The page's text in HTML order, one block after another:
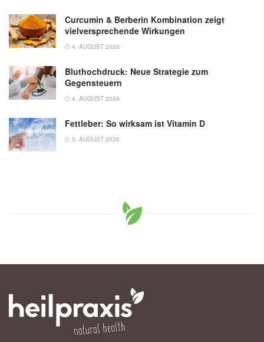
Curcumin & Berberin Kombination zeigt
vielversprechende Wirkungen
4. AUGUST 2026
Bluthochdruck: Neue Strategie zum
Gegensteuern
4. AUGUST 2026
Fettleber: So wirksam ist Vitamin D
3. AUGUST 2026